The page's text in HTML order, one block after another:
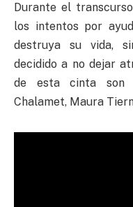
Durante el
los intentos por
destruya su vida,
decidido a no dejar
de esta cinta son
Chalamet, Maura